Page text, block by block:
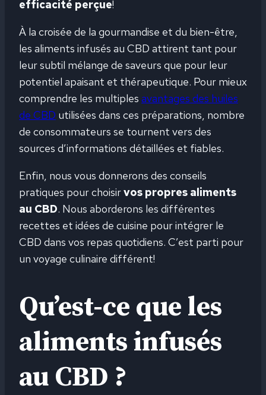
efficacité perçue!
À la croisée de la gourmandise et du bien-être,
les aliments infusés au CBD attirent tant pour
leur subtil mélange de saveurs que pour leur
potentiel apaisant et thérapeutique. Pour mieux
comprendre les multiples avantages des huiles
de CBD utilisées dans ces préparations, nombre
de consommateurs se tournent vers des
sources d’informations détaillées et fiables.
Enfin, nous vous donnerons des conseils
pratiques pour choisirvos propres aliments
au CBD. Nous aborderons les différentes
recettes et idées de cuisine pour intégrer le
CBD dans vos repas quotidiens. C’est parti pour
un voyage culinaire différent!
Qu’est-ce que les
aliments infusés
au CBD ?